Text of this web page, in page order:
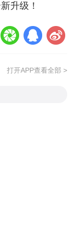
的目的，帮
。
、知识点测试
会提供高含
战，增加通
>>
升级！
打开APP查看全部 >